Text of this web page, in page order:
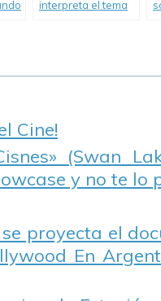
interpreta el tema
Cine!
(Swan
y no te lo
proyecta el
En